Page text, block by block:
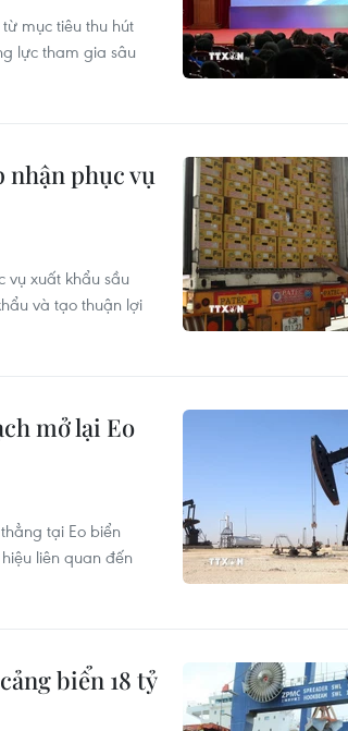
mục tiêu thu hút
lực tham gia sâu
nhận phục vụ
vụ xuất khẩu sầu
và tạo thuận lợi
mở lại Eo
tại Eo biển
liên quan đến
biển 18 tỷ